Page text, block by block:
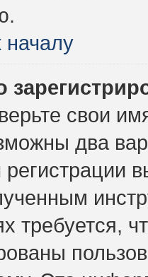
началу
свои
два
регистрации
требуется,